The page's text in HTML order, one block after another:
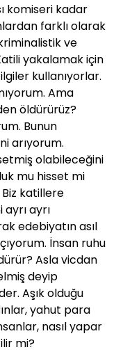
komiseri kadar
farklı olarak
ve
yakalamak için
kullanıyorlar.
Ama
öldürürüz?
Bunun
arıyorum.
olabileceğini
mu hisset mi
Biz katillere
ayrı
edebiyatın asıl
İnsan ruhu
Asla vicdan
deyip
Aşık olduğu
yahut para
nasıl yapar
mi?